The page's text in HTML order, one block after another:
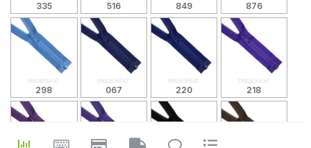
335 516 849 876
298 067 220 218